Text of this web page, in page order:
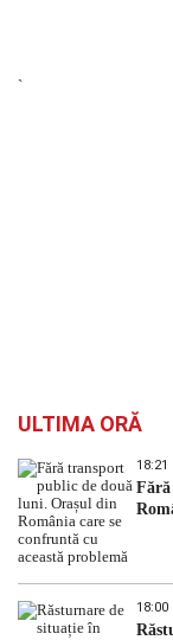
`
ULTIMA ORĂ
18:21
18:00